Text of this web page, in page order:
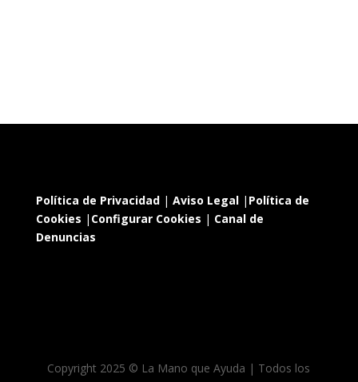
Política de Privacidad| Aviso Legal| Política de
Cookies | Configurar Cookies | Canal de
Denuncias
Copyright 2025 © La Mano que Ayuda | Todos los